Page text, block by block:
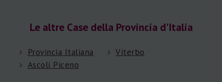
Le altre Case della Provincia d'Italia
Provincia Italiana
Viterbo
Ascoli Piceno